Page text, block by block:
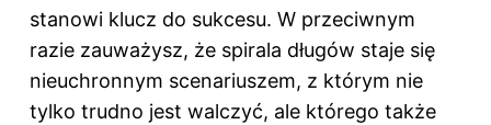
stanowi klucz do sukcesu. W przeciwnym
razie zauważysz, że spirala długów staje się
nieuchronnym scenariuszem, z którym nie
tylko trudno jest walczyć, ale którego także